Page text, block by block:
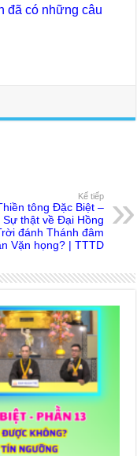
đã có những câu
Kế tiếp
tông Đặc Biệt –
Sự thật về Đại Hồng
đánh Thánh đâm
Vặn họng? | TTTD